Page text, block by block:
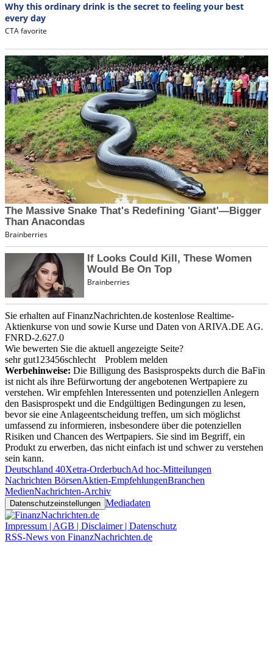
Sie erhalten auf FinanzNachrichten.de kostenlose Realtime-
Aktienkurse von und sowie Kurse und Daten von ARIVA.DE AG.
FNRD-2.627.0
Wie bewerten Sie die aktuell angezeigte Seite?
sehr gut1 23456schlecht
Problem melden
Werbehinweise: Die Billigung des Basisprospekts durch die BaFin
ist nicht als ihre Befürwortung der angebotenen Wertpapiere zu
verstehen. Wir empfehlen Interessenten und potenziellen Anlegern
den Basisprospekt und die Endgültigen Bedingungen zu lesen,
bevor sie eine Anlageentscheidung treffen, um sich möglichst
umfassend zu informieren, insbesondere über die potenziellen
Risiken und Chancen des Wertpapiers. Sie sind im Begriff, ein
Produkt zu erwerben, das nicht einfach ist und schwer zu verstehen
sein kann.
Deutschland 40Xetra-OrderbuchAd hoc-Mitteilungen
Nachrichten BörsenAktien-EmpfehlungenBranchen
MedienNachrichten-Archiv
Datenschutzeinstellungen Mediadaten
Impressum | AGB | Disclaimer | Datenschutz
RSS-News von FinanzNachrichten.de